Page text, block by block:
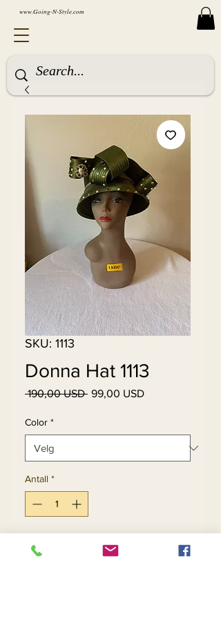
www.Going-N-Style.com
SKU: 1113
Donna Hat 1113
190,00 USD Vanlig
99,00 USDSalgspris
Color *
Antall *
Legg til i handlekurv